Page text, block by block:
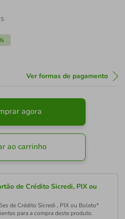
Ver formas de pagamento
agora
ao carrinho
de Crédito Sicredi, PIX ou
de Crédito Sicredi , PIX ou Boleto*
para a compra deste produto.